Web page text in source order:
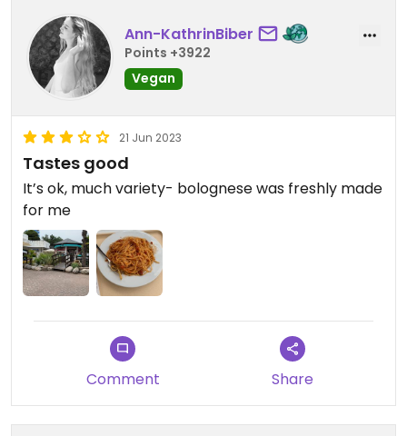
Ann-KathrinBiber
Points +3922
Vegan
21 Jun 2023
Tastes good
It’s ok, much variety- bolognese was freshly made
for me
Comment Share